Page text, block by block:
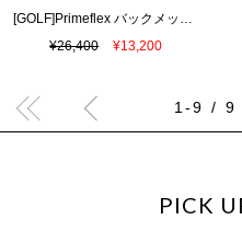
[GOLF]Primeflex バックメッシュ ジップパーカ
¥26,400
¥13,200
1-9 / 9
PICK